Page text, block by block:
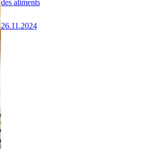
des aliments
26.11.2024